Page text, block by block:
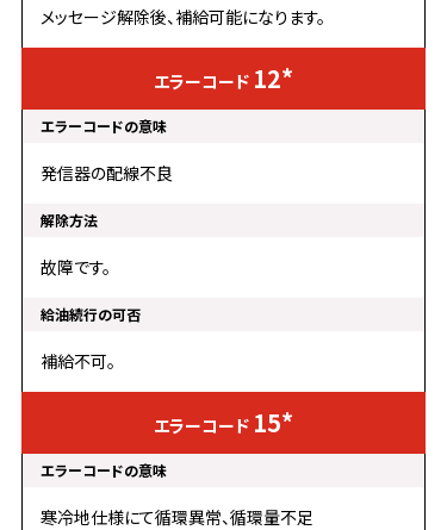
メッセージ解除後、補給可能になります。
12*
発信器の配線不良
故障です。
補給不可。
15*
寒冷地仕様にて循環異常、循環量不足